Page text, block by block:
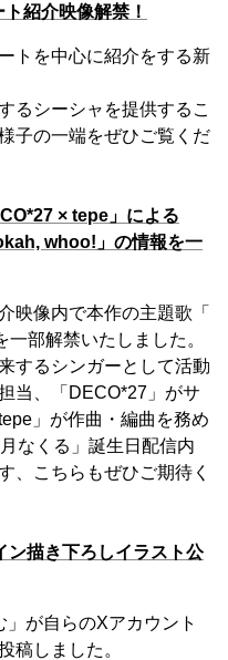
紹介映像解禁！
トを中心に紹介をする新
るシーシャを提供するこ
子の一端をぜひご覧くだ
× tepe」による
whoo!」の情報を一
映像内で本作の主題歌「
部解禁いたしました。
するシンガーとして活動
当、「DECO*27」がサ
」が作曲・編曲を務め
なくる」誕生日配信内
、こちらもぜひご期待く
ン描き下ろしイラスト公
が自らのXアカウント
稿しました。